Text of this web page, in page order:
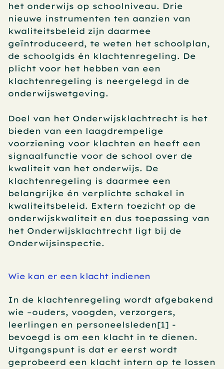
het onderwijs op schoolniveau. Drie
nieuwe instrumenten ten aanzien van
kwaliteitsbeleid zijn daarmee
geïntroduceerd, te weten het schoolplan,
de schoolgids én klachtenregeling. De
plicht voor het hebben van een
klachtenregeling is neergelegd in de
onderwijswetgeving.
Doel van het Onderwijsklachtrecht is het
bieden van een laagdrempelige
voorziening voor klachten en heeft een
signaalfunctie voor de school over de
kwaliteit van het onderwijs. De
klachtenregeling is daarmee een
belangrijke én verplichte schakel in
kwaliteitsbeleid. Extern toezicht op de
onderwijskwaliteit en dus toepassing van
het Onderwijsklachtrecht ligt bij de
Onderwijsinspectie.
Wie kan er een klacht indienen
In de klachtenregeling wordt afgebakend
wie –ouders, voogden, verzorgers,
leerlingen en personeelsleden[1] -
bevoegd is om een klacht in te dienen.
Uitgangspunt is dat er eerst wordt
geprobeerd een klacht intern op te lossen